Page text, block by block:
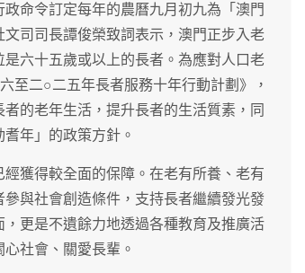
命令訂定每年的農曆九月初九為「澳門
司司長譚俊榮致詞表示，澳門正步入老
六十五歲或以上的長者。為應對人口老
至二○二五年長者服務十年行動計劃》，
的老年生活，提升長者的生活質素，同
年」的政策方針。
獲得較全面的保障。在老有所養、老有
與社會創造條件，支持長者繼續發光發
更是不遺餘力地透過各種教育及推廣活
社會、關愛長輩。